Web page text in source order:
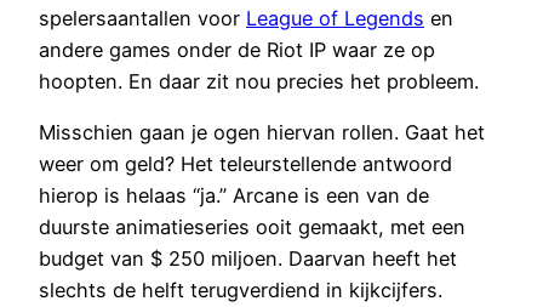
spelersaantallen voor League of Legends en
andere games onder de Riot IP waar ze op
hoopten. En daar zit nou precies het probleem.
Misschien gaan je ogen hiervan rollen. Gaat het
weer om geld? Het teleurstellende antwoord
hierop is helaas “ja.” Arcane is een van de
duurste animatieseries ooit gemaakt, met een
budget van $ 250 miljoen. Daarvan heeft het
slechts de helft terugverdiend in kijkcijfers.